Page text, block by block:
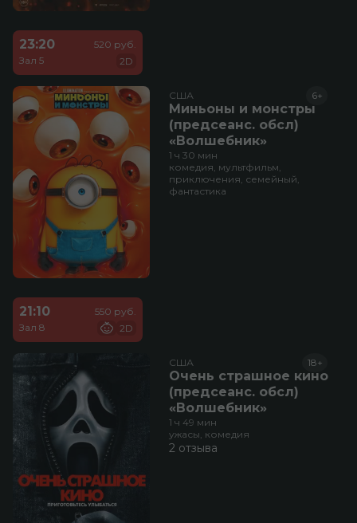
23:20
Зал 5
520 руб.
2D
США
Миньоны и монстры
(предсеанс. обсл)
«Волшебник»
6+
1 ч 30 мин
комедия, мультфильм,
приключения, семейный,
фантастика
21:10
Зал 8
550 руб.
2D
США
Очень страшное кино
(предсеанс. обсл)
«Волшебник»
18+
1 ч 49 мин
ужасы, комедия
2 отзыва